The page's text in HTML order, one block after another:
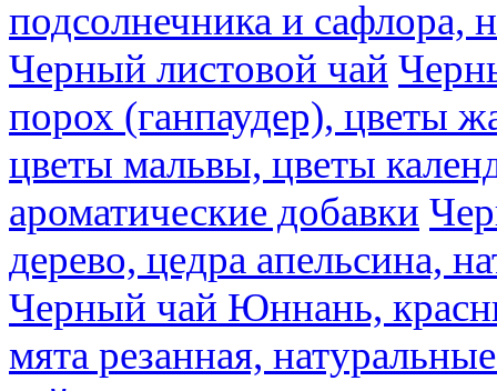
подсолнечника и сафлора,
Черный листовой чай
порох (ганпаудер), цветы
цветы мальвы, цветы
ароматические добавки
дерево, цедра апельсина,
Черный чай Юннань,
мята резанная,